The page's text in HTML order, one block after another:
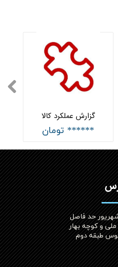
گزارش عملکرد کالا
****** تومان
بلوار ۱۷ شهریور حد فاصل
و کوچه بهار
طبقه دوم